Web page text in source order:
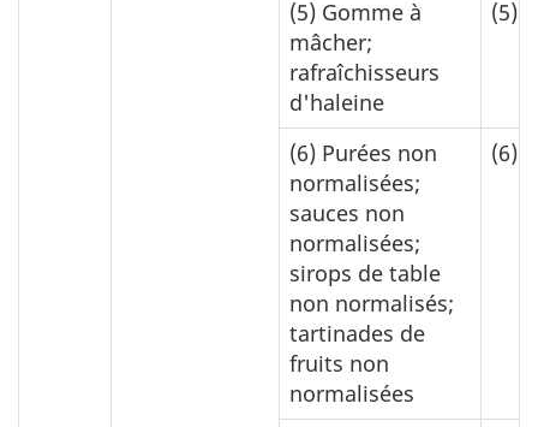
(5) Gomme à
mâcher;
rafraîchisseurs
d'haleine
(5)
(6) Purées non
normalisées;
sauces non
normalisées;
sirops de table
non normalisés;
tartinades de
fruits non
normalisées
(6)